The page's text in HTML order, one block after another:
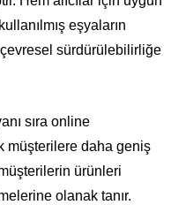
eşyaların
çevresel sürdürülebilirliğe
sıra online
müşterilere daha geniş
ürünleri
olanak tanır.